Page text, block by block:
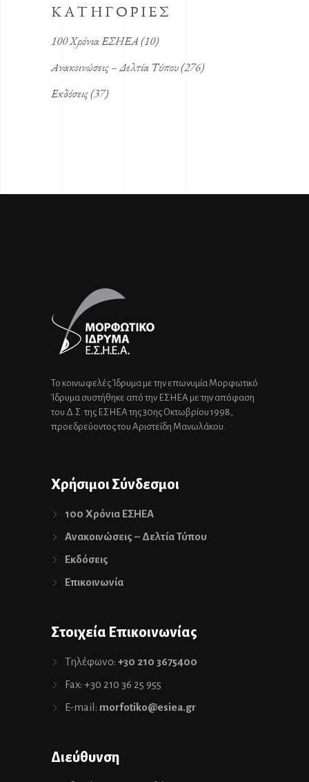
KΑΤΗΓΟΡΙΕΣ
100 Χρόνια ΕΣΗΕΑ(10)
Ανακοινώσεις – Δελτία Τύπου(276)
Εκδόσεις(37)
Το κοινωφελές Ίδρυμα με την επωνυμία Μορφωτικό
Ίδρυμα συστήθηκε από την ΕΣΗΕΑ με την απόφαση
του Δ.Σ. της ΕΣΗΕΑ της 30ης Οκτωβρίου 1998,
προεδρεύοντος του Αριστείδη Μανωλάκου.
Χρήσιμοι Σύνδεσμοι
100 Χρόνια ΕΣΗΕΑ
Ανακοινώσεις – Δελτία Τύπου
Εκδόσεις
Επικοινωνία
Στοιχεία Επικοινωνίας
Τηλέφωνο: +30 210 3675400
Fax: +30 210 36 25 955
E-mail: morfotiko@esiea.gr
Διεύθυνση